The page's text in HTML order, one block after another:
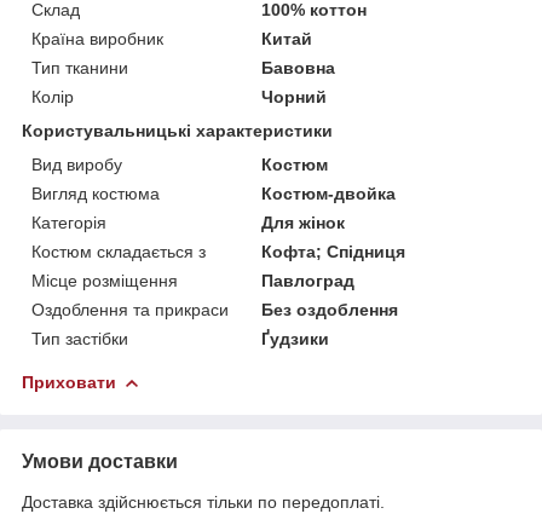
Склад
100% коттон
Країна виробник
Китай
Тип тканини
Бавовна
Колір
Чорний
Користувальницькі характеристики
Вид виробу
Костюм
Вигляд костюма
Костюм-двойка
Категорія
Для жінок
Костюм складається з
Кофта; Спідниця
Місце розміщення
Павлоград
Оздоблення та прикраси
Без оздоблення
Тип застібки
Ґудзики
Приховати
Умови доставки
Доставка здійснюється тільки по передоплаті.